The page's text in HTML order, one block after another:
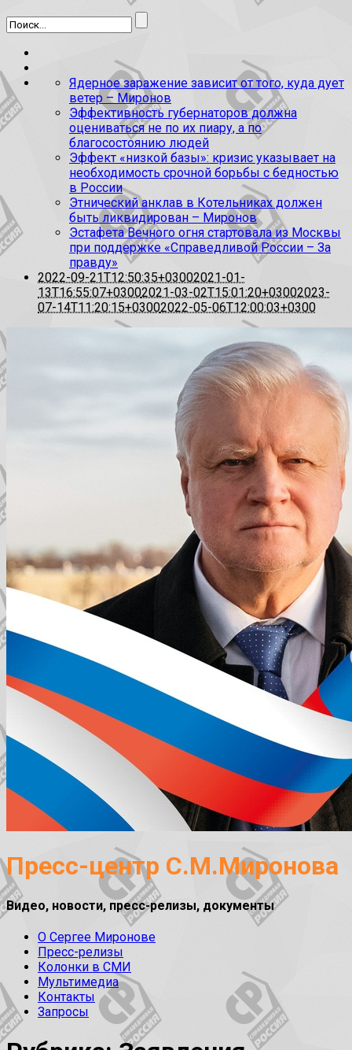
Ядерное заражение зависит от того, куда дует
ветер – Миронов
Эффективность губернаторов должна
оцениваться не по их пиару, а по
благосостоянию людей
Эффект «низкой базы»: кризис указывает на
необходимость срочной борьбы с бедностью
в России
Этнический анклав в Котельниках должен
быть ликвидирован – Миронов
Эстафета Вечного огня стартовала из Москвы
при поддержке «Справедливой России – За
правду»
2022-09-21T12:50:35+03002021-01-
13T16:55:07+03002021-03-02T15:01:20+03002023-
07-14T11:20:15+03002022-05-06T12:00:03+0300
Пресс-центр С.М.Миронова
Видео, новости, пресс-релизы, документы
О Сергее Миронове
Пресс-релизы
Колонки в СМИ
Мультимедиа
Контакты
Запросы